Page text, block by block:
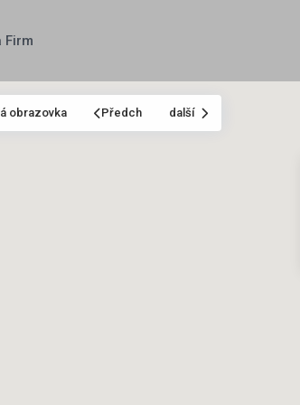
Firm
obrazovka Předch další